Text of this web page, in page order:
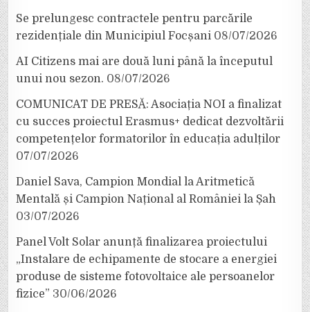
Se prelungesc contractele pentru parcările
rezidențiale din Municipiul Focșani 08/07/2026
AI Citizens mai are două luni până la începutul
unui nou sezon. 08/07/2026
COMUNICAT DE PRESĂ: Asociația NOI a finalizat
cu succes proiectul Erasmus+ dedicat dezvoltării
competențelor formatorilor în educația adulților
07/07/2026
Daniel Sava, Campion Mondial la Aritmetică
Mentală și Campion Național al României la Șah
03/07/2026
Panel Volt Solar anunță finalizarea proiectului
„Instalare de echipamente de stocare a energiei
produse de sisteme fotovoltaice ale persoanelor
fizice” 30/06/2026